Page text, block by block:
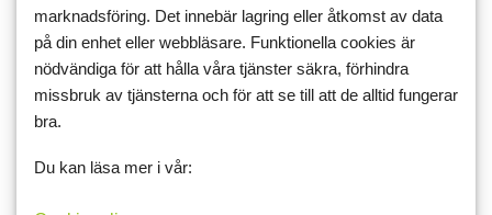
5 maj 2024 08:57 5 1
Inspiration på nyttigare mat
Vegofärs med kokosmjölk och nudlar
50g morot ...
marknadsföring. Det innebär lagring eller åtkomst av data
på din enhet eller webbläsare. Funktionella cookies är
nödvändiga för att hålla våra tjänster säkra, förhindra
missbruk av tjänsterna och för att se till att de alltid fungerar
bra.
Du kan läsa mer i vår: